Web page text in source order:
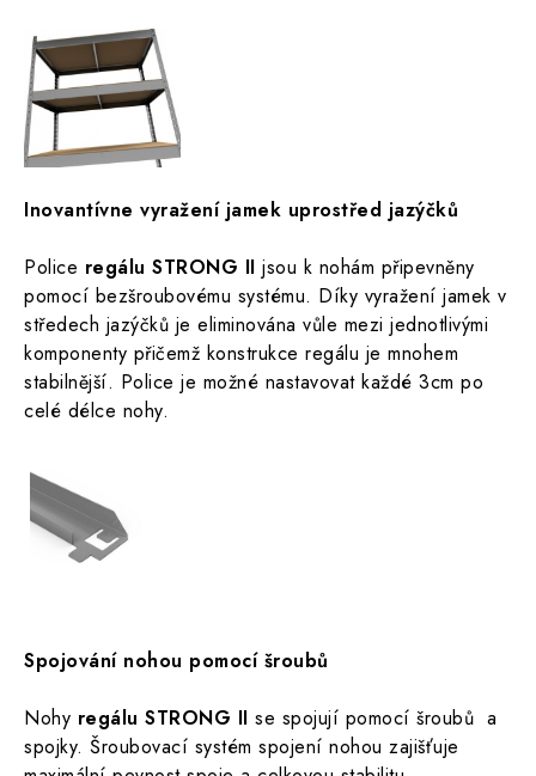
Inovantívne vyražení jamek uprostřed jazýčků
Police regálu STRONG II jsou k nohám připevněny
pomocí bezšroubovému systému. Díky vyražení jamek v
středech jazýčků je eliminována vůle mezi jednotlivými
komponenty přičemž konstrukce regálu je mnohem
stabilnější. Police je možné nastavovat každé 3cm po
celé délce nohy.
Spojování nohou pomocí šroubů
Nohy regálu STRONG II se spojují pomocí šroubů a
spojky. Šroubovací systém spojení nohou zajišťuje